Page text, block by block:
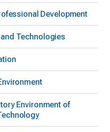
Development
Technologies
Environment of